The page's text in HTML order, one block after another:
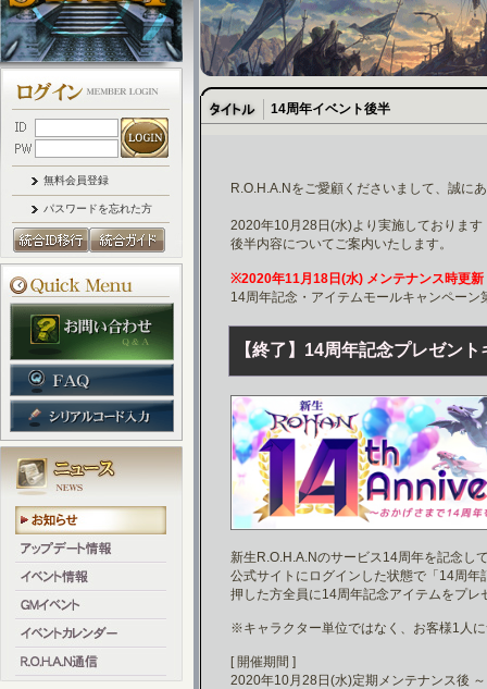
無料会員登録
パスワードを忘れた方
14周年イベント後半
R.O.H.A.Nをご愛顧くださいまして、誠に
2020年10月28日(水)より実施しておりま
後半内容についてご案内いたします。
※2020年11月18日(水) メンテナンス時更新
14周年記念・アイテムモールキャンペーン
【終了】14周年記念プレゼン
新生R.O.H.A.Nのサービス14周年を記念し
公式サイトにログインした状態で「14周年
押した方全員に14周年記念アイテムをプレ
※キャラクター単位ではなく、お客様1人
[ 開催期間 ]
2020年10月28日(水)定期メンテナンス後